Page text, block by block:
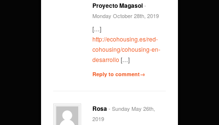
Proyecto Magasol-
Monday October 28th, 2019
[…]
http://ecohousing.es/red-
cohousing/cohousing-en-
desarrollo […]
Reply to comment→
Rosa- Sunday May 26th,
2019